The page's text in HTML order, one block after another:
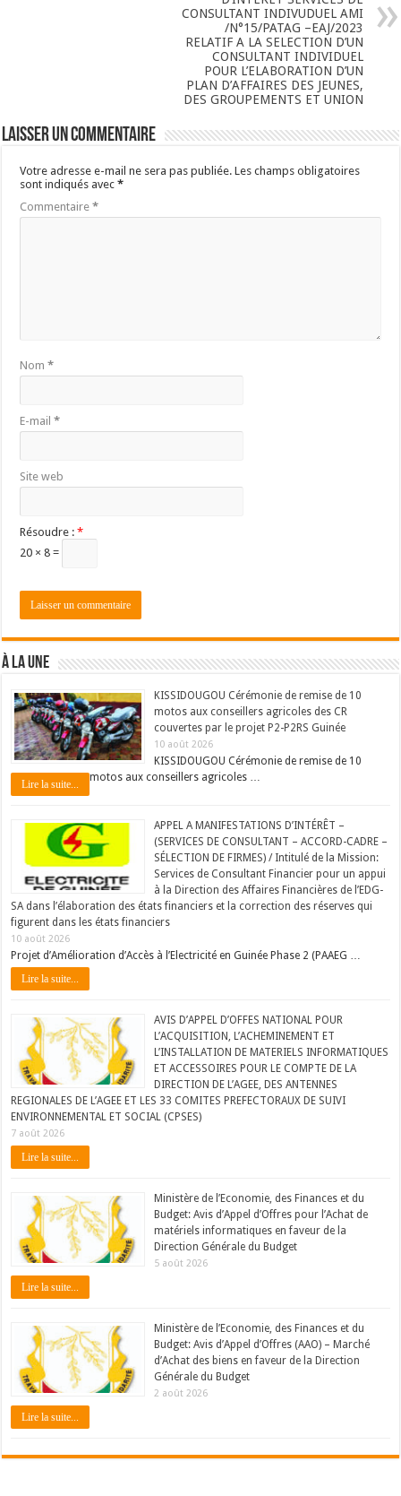
CONSULTANT INDIVUDUEL AMI
/N°15/PATAG –EAJ/2023
RELATIF A LA SELECTION D’UN
CONSULTANT INDIVIDUEL
POUR L’ELABORATION D’UN
PLAN D’AFFAIRES DES JEUNES,
DES GROUPEMENTS ET UNION
Laisser un commentaire
Votre adresse e-mail ne sera pas publiée. Les champs obligatoires
sont indiqués avec*
Commentaire*
Nom*
E-mail*
Site web
Résoudre :*
20 × 8 =
À LA UNE
KISSIDOUGOU Cérémonie de remise de 10
motos aux conseillers agricoles des CR
couvertes par le projet P2-P2RS Guinée
10 août 2026
KISSIDOUGOU Cérémonie de remise de 10
motos aux conseillers agricoles …
Lire la suite...
APPEL A MANIFESTATIONS D’INTÉRÊT –
(SERVICES DE CONSULTANT – ACCORD-CADRE –
SÉLECTION DE FIRMES) / Intitulé de la Mission:
Services de Consultant Financier pour un appui
à la Direction des Affaires Financières de l’EDG-
SA dans l’élaboration des états financiers et la correction des réserves qui
figurent dans les états financiers
10 août 2026
Projet d’Amélioration d’Accès à l’Electricité en Guinée Phase 2 (PAAEG …
Lire la suite...
AVIS D’APPEL D’OFFES NATIONAL POUR
L’ACQUISITION, L’ACHEMINEMENT ET
L’INSTALLATION DE MATERIELS INFORMATIQUES
ET ACCESSOIRES POUR LE COMPTE DE LA
DIRECTION DE L’AGEE, DES ANTENNES
REGIONALES DE L’AGEE ET LES 33 COMITES PREFECTORAUX DE SUIVI
ENVIRONNEMENTAL ET SOCIAL (CPSES)
7 août 2026
Lire la suite...
Ministère de l’Economie, des Finances et du
Budget: Avis d’Appel d’Offres pour l’Achat de
matériels informatiques en faveur de la
Direction Générale du Budget
5 août 2026
Lire la suite...
Ministère de l’Economie, des Finances et du
Budget: Avis d’Appel d’Offres (AAO) – Marché
d’Achat des biens en faveur de la Direction
Générale du Budget
2 août 2026
Lire la suite...